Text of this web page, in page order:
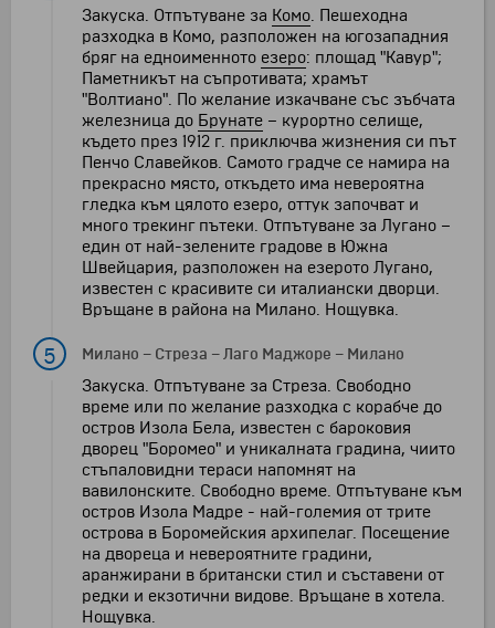
Закуска. Отпътуване за Комо. Пешеходна
разходка в Комо, разположен на югозападния
бряг на едноименното езеро: площад "Кавур";
Паметникът на съпротивата; храмът
"Волтиано". По желание изкачване със зъбчата
железница до Брунате – курортно селище,
където през 1912 г. приключва жизнения си път
Пенчо Славейков. Самото градче се намира на
прекрасно място, откъдето има невероятна
гледка към цялото езеро, оттук започват и
много трекинг пътеки. Отпътуване за Лугано –
един от най-зелените градове в Южна
Швейцария, разположен на езерото Лугано,
известен с красивите си италиански дворци.
Връщане в района на Милано. Нощувка.
5 Милано – Стреза –Лаго Маджоре – Милано
Закуска. Отпътуване за Стреза. Свободно
време или по желание разходка с корабче до
остров Изола Бела, известен с бароковия
дворец "Боромео" и уникалната градина, чиито
стъпаловидни тераси напомнят на
вавилонските. Свободно време. Отпътуване към
остров Изола Мадре - най-големия от трите
острова в Боромейския архипелаг. Посещение
на двореца и невероятните градини,
аранжирани в британски стил и съставени от
редки и екзотични видове. Връщане в хотела.
Нощувка.